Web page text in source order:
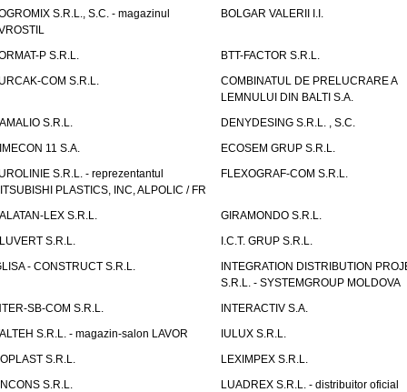
S.R.L., S.C. - magazinul
BOLGAR VALERII I.I.
P S.R.L.
BTT-FACTOR S.R.L.
COM S.R.L.
COMBINATUL DE PRELUCRARE A
LEMNULUI DIN BALTI S.A.
S.R.L.
DENYDESING S.R.L. , S.C.
11 S.A.
ECOSEM GRUP S.R.L.
S.R.L. - reprezentantul
PLASTICS, INC, ALPOLIC / FR
FLEXOGRAF-COM S.R.L.
LEX S.R.L.
GIRAMONDO S.R.L.
S.R.L.
I.C.T. GRUP S.R.L.
- CONSTRUCT S.R.L.
INTEGRATION DISTRIBUTION
S.R.L. - SYSTEMGROUP MOLDOVA
SB-COM S.R.L.
INTERACTIV S.A.
S.R.L. - magazin-salon LAVOR
IULUX S.R.L.
S.R.L.
LEXIMPEX S.R.L.
S.R.L.
LUADREX S.R.L. - distribuitor oficial